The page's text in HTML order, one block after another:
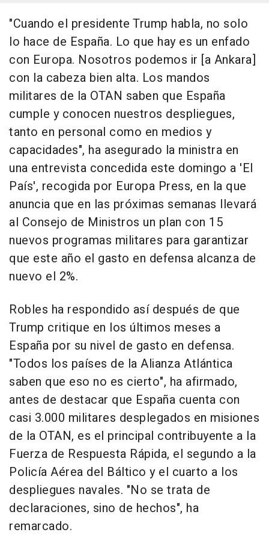
"Cuando el presidente Trump habla, no solo
lo hace de España. Lo que hay es un enfado
con Europa. Nosotros podemos ir [a Ankara]
con la cabeza bien alta. Los mandos
militares de la OTAN saben que España
cumple y conocen nuestros despliegues,
tanto en personal como en medios y
capacidades", ha asegurado la ministra en
una entrevista concedida este domingo a 'El
País', recogida por Europa Press, en la que
anuncia que en las próximas semanas llevará
al Consejo de Ministros un plan con 15
nuevos programas militares para garantizar
que este año el gasto en defensa alcanza de
nuevo el 2%.
Robles ha respondido así después de que
Trump critique en los últimos meses a
España por su nivel de gasto en defensa.
"Todos los países de la Alianza Atlántica
saben que eso no es cierto", ha afirmado,
antes de destacar que España cuenta con
casi 3.000 militares desplegados en misiones
de la OTAN, es el principal contribuyente a la
Fuerza de Respuesta Rápida, el segundo a la
Policía Aérea del Báltico y el cuarto a los
despliegues navales. "No se trata de
declaraciones, sino de hechos", ha
remarcado.